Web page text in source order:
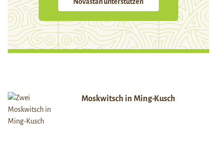
Novastan unterstützen
Moskwitsch in Ming-Kusch